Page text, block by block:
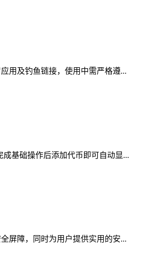
用及钓鱼链接，使用中需严格遵...
基础操作后添加代币即可自动显...
屏障，同时为用户提供实用的安...